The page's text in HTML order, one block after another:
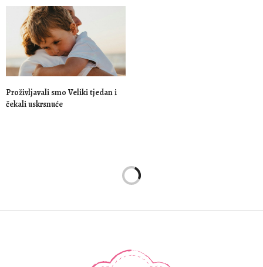
Proživljavali smo Veliki tjedan i
čekali uskrsnuće